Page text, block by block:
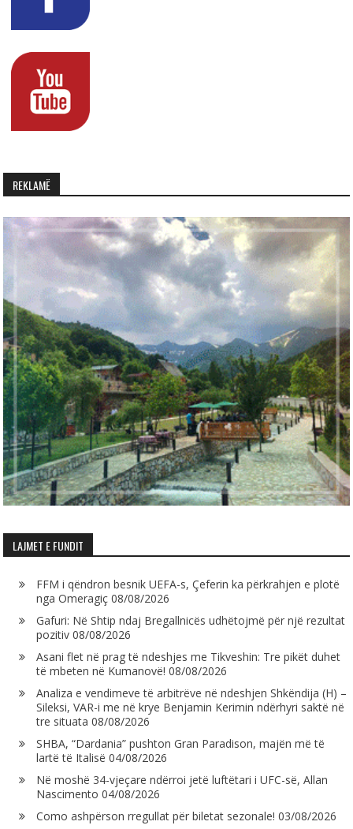
REKLAMË
LAJMET E FUNDIT
FFM i qëndron besnik UEFA-s, Çeferin ka përkrahjen e plotë
nga Omeragiç 08/08/2026
Gafuri: Në Shtip ndaj Bregallnicës udhëtojmë për një rezultat
pozitiv 08/08/2026
Asani flet në prag të ndeshjes me Tikveshin: Tre pikët duhet
të mbeten në Kumanovë! 08/08/2026
Analiza e vendimeve të arbitrëve në ndeshjen Shkëndija (H) –
Sileksi, VAR-i me në krye Benjamin Kerimin ndërhyri saktë në
tre situata 08/08/2026
SHBA, “Dardania” pushton Gran Paradison, majën më të
lartë të Italisë 04/08/2026
Në moshë 34-vjeçare ndërroi jetë luftëtari i UFC-së, Allan
Nascimento 04/08/2026
Como ashpërson rregullat për biletat sezonale! 03/08/2026